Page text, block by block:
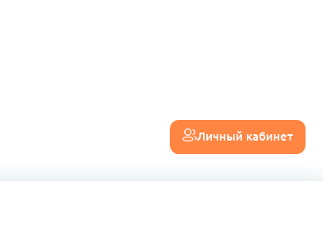
Личный кабинет